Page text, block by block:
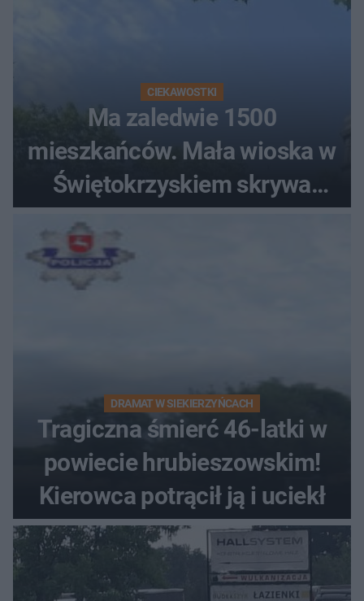
CIEKAWOSTKI
Ma zaledwie 1500
mieszkańców. Mała wioska w
Świętokrzyskiem skrywa
zabytki, bywał tu nawet król
DRAMAT W SIEKIERZYŃCACH
Tragiczna śmierć 46-latki w
powiecie hrubieszowskim!
Kierowca potrącił ją i uciekł